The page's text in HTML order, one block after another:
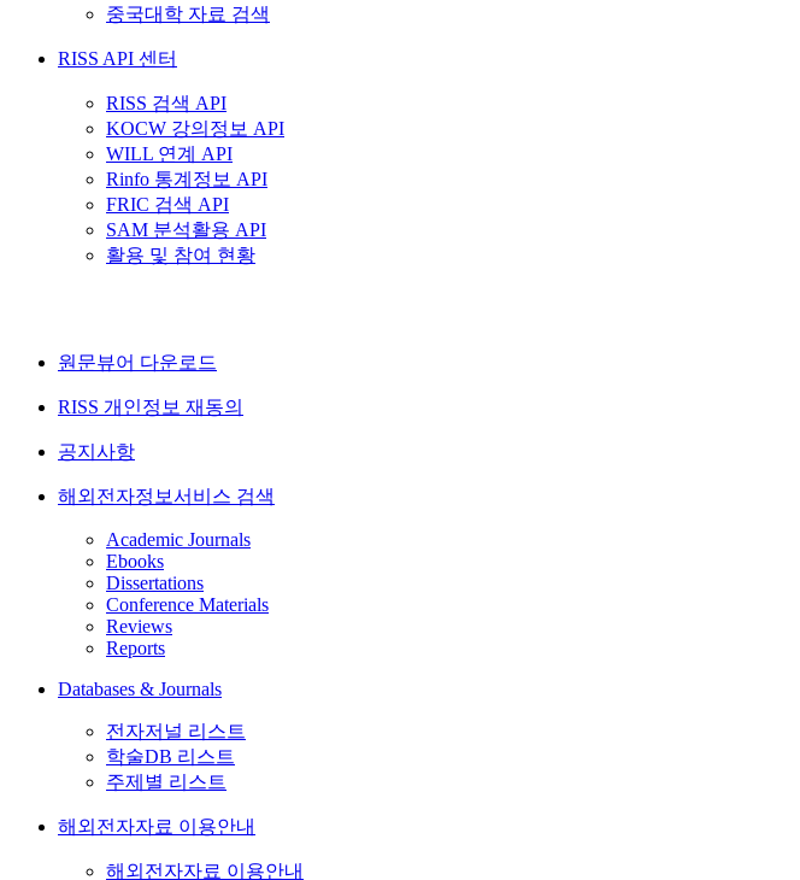
중국대학 자료 검색
RISS API 센터
RISS 검색 API
KOCW 강의정보 API
WILL 연계 API
Rinfo 통계정보 API
FRIC 검색 API
SAM 분석활용 API
활용 및 참여 현황
원문뷰어 다운로드
RISS 개인정보 재동의
공지사항
해외전자정보서비스 검색
Academic Journals
Ebooks
Dissertations
Conference Materials
Reviews
Reports
Databases & Journals
전자저널 리스트
학술DB 리스트
주제별 리스트
해외전자자료 이용안내
해외전자자료 이용안내